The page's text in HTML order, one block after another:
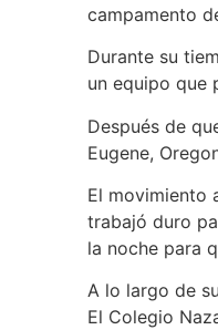
campamento
Durante su
un equipo que
Después de
Eugene,
El movimiento
trabajó duro
la noche para
A lo largo de
El Colegio